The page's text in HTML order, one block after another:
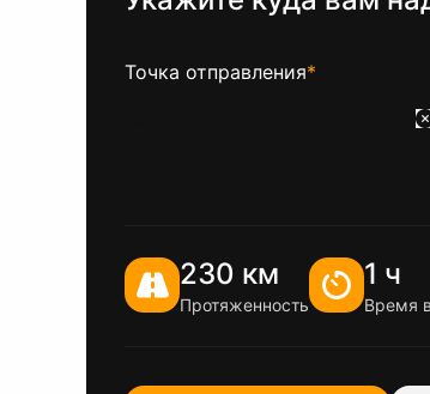
Точка отправления*
230 км
Протяженность
1 ч
Время